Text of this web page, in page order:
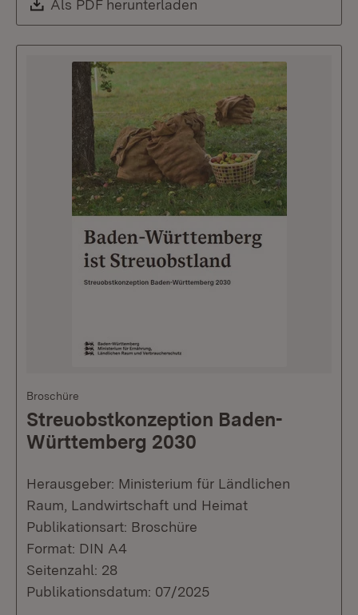
Download:
Als PDF herunterladen
Broschüre
Streuobstkonzeption Baden-
Württemberg 2030
Herausgeber: Ministerium für Ländlichen
Raum, Landwirtschaft und Heimat
Publikationsart: Broschüre
Format: DIN A4
Seitenzahl: 28
Publikationsdatum: 07/2025